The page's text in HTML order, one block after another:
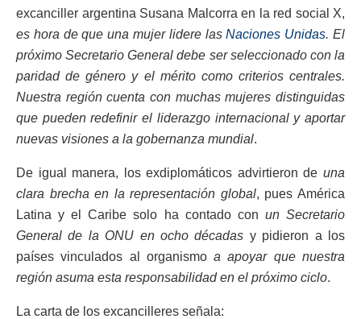
excanciller argentina Susana Malcorra en la red social X,
es hora de que una mujer lidere lasNaciones Unidas. El
próximo Secretario General debe ser seleccionado con la
paridad de género y el mérito como criterios centrales.
Nuestra región cuenta con muchas mujeres distinguidas
que pueden redefinir el liderazgo internacional y aportar
nuevas visiones a la gobernanza mundial.
De igual manera, los exdiplomáticos advirtieron de una
clara brecha en la representación global, pues América
Latina y el Caribe solo ha contado con un Secretario
General de la ONU en ocho décadas y pidieron a los
países vinculados al organismoa apoyar que nuestra
región asuma esta responsabilidad en el próximo ciclo.
La carta de los excancilleres señala: